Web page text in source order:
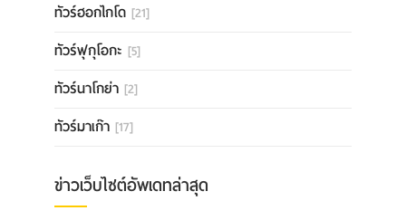
ทัวร์ฮอกไกโด [21]
ทัวร์ฟุกุโอกะ [5]
ทัวร์นาโกย่า [2]
ทัวร์มาเก๊า [17]
ข่าวเว็บไซต์อัพเดทล่าสุด